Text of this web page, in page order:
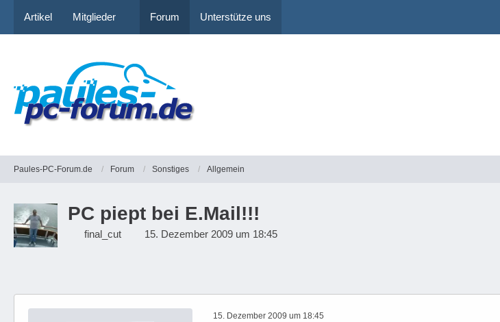
Artikel Mitglieder Forum Unterstütze uns
Paules-PC-Forum.de Forum Sonstiges Allgemein
PC piept bei E.Mail!!!
final_cut 15. Dezember 2009 um 18:45
15. Dezember 2009 um 18:45